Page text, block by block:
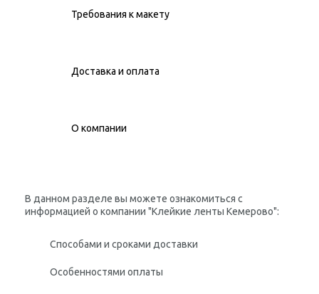
Требования к макету
Доставка и оплата
О компании
В данном разделе вы можете ознакомиться с
информацией о компании "Клейкие ленты Кемерово":
Способами и сроками доставки
Особенностями оплаты